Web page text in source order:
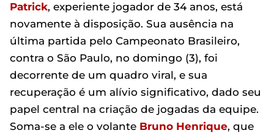
Patrick, experiente jogador de 34 anos, está
novamente à disposição. Sua ausência na
última partida pelo Campeonato Brasileiro,
contra o São Paulo, no domingo (3), foi
decorrente de um quadro viral, e sua
recuperação é um alívio significativo, dado seu
papel central na criação de jogadas da equipe.
Soma-se a ele o volante Bruno Henrique, que